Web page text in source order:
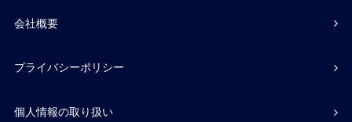
会社概要
プライバシーポリシー
個人情報の取り扱い